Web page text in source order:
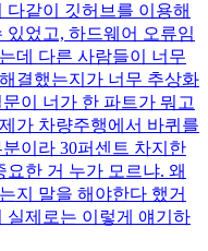
같이 깃허브를 이용해
있었고, 하드웨어 오류임
데 다른 사람들이 너무
결했는지가 너무 추상화
이 너가 한 파트가 뭐고
가 차량주행에서 바퀴를
이라 30퍼센트 차지한
한 거 누가 모르냐. 왜
지 말을 해야한다 했거
실제로는 이렇게 얘기하